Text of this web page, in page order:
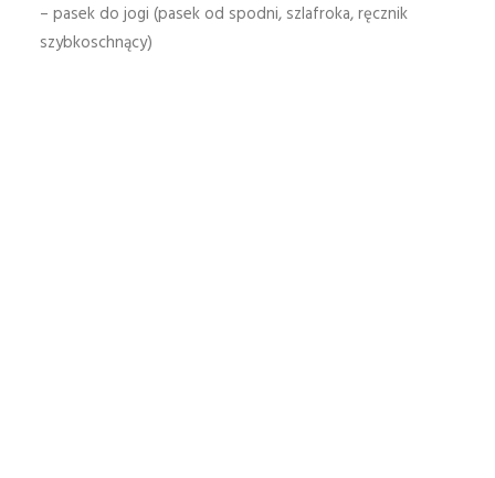
– pasek do jogi (pasek od spodni, szlafroka, ręcznik
szybkoschnący)